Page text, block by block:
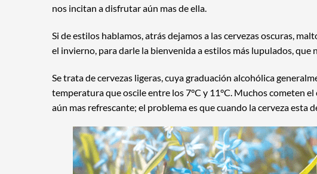
nos incitan a disfrutar aún mas de ella.
Si de estilos hablamos, atrás dejamos a las cervezas oscuras,
el invierno, para darle la bienvenida a estilos más lupulados,
Se trata de cervezas ligeras, cuya graduación alcohólica
temperatura que oscile entre los 7°C y 11°C. Muchos cometen
aún mas refrescante; el problema es que cuando la cerveza